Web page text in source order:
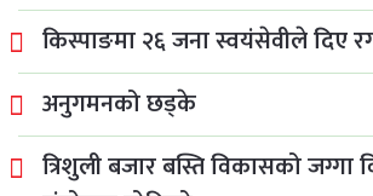
किस्पाङमा २६ जना स्वयंसेवीले दिए
अनुगमनको छड्के
त्रिशुली बजार बस्ति विकासको जग्गा